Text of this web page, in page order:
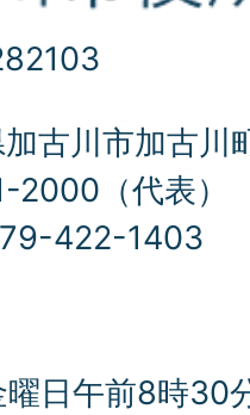
古川市加古川
（代表）
422-1403
日午前8時30